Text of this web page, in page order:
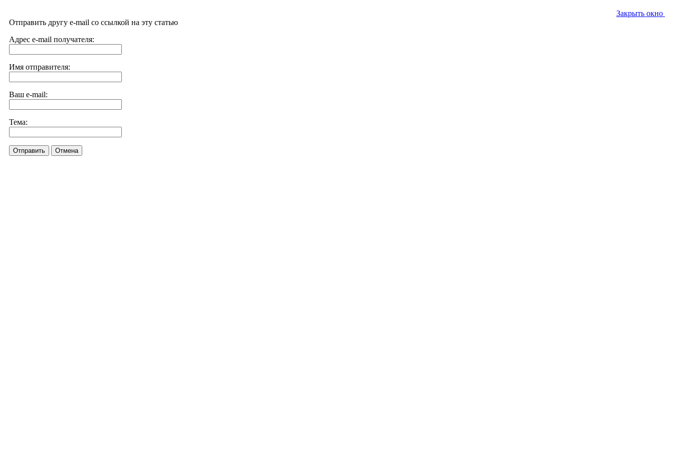
Закрыть окно
Отправить другу e-mail со ссылкой на эту статью
Адрес e-mail получателя:
Имя отправителя:
Ваш e-mail:
Тема:
Отправить Отмена